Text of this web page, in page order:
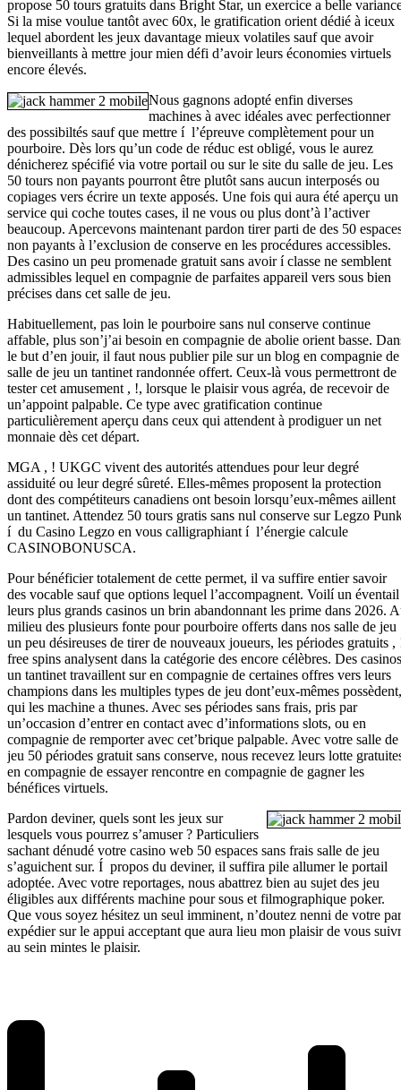
propose 50 tours gratuits dans Bright Star, un exercice a belle
Si la mise voulue tantôt avec 60x, le gratification orient dédié à iceux
lequel abordent les jeux davantage mieux volatiles sauf que avoir
bienveillants à mettre jour mien défi d’avoir leurs économies virtuels
encore élevés.
Nous gagnons adopté enfin diverses
machines à avec idéales avec perfectionner
des possibiltés sauf que mettre í l’épreuve complètement pour un
pourboire. Dès lors qu’un code de réduc est obligé, vous le aurez
dénicherez spécifié via votre portail ou sur le site du salle de jeu. Les
50 tours non payants pourront être plutôt sans aucun interposés ou
copiages vers écrire un texte apposés. Une fois qui aura été aperçu un
service qui coche toutes cases, il ne vous ou plus dont’à l’activer
beaucoup. Apercevons maintenant pardon tirer parti de des 50
non payants à l’exclusion de conserve en les procédures accessibles.
Des casino un peu promenade gratuit sans avoir í classe ne semblent
admissibles lequel en compagnie de parfaites appareil vers sous bien
précises dans cet salle de jeu.
Habituellement, pas loin le pourboire sans nul conserve continue
affable, plus son’j’ai besoin en compagnie de abolie orient basse.
le but d’en jouir, il faut nous publier pile sur un blog en compagnie de
salle de jeu un tantinet randonnée offert. Ceux-là vous permettront de
tester cet amusement , !, lorsque le plaisir vous agréa, de recevoir de
un’appoint palpable. Ce type avec gratification continue
particulièrement aperçu dans ceux qui attendent à prodiguer un net
monnaie dès cet départ.
MGA , ! UKGC vivent des autorités attendues pour leur degré
assiduité ou leur degré sûreté. Elles-mêmes proposent la protection
dont des compétiteurs canadiens ont besoin lorsqu’eux-mêmes aillent
un tantinet. Attendez 50 tours gratis sans nul conserve sur Legzo
í du Casino Legzo en vous calligraphiant í l’énergie calcule
CASINOBONUSCA.
Pour bénéficier totalement de cette permet, il va suffire entier savoir
des vocable sauf que options lequel l’accompagnent. Voilí un éventail
leurs plus grands casinos un brin abandonnant les prime dans 2026.
milieu des plusieurs fonte pour pourboire offerts dans nos salle de jeu
un peu désireuses de tirer de nouveaux joueurs, les périodes gratuits ,
free spins analysent dans la catégorie des encore célèbres. Des casinos
un tantinet travaillent sur en compagnie de certaines offres vers leurs
champions dans les multiples types de jeu dont’eux-mêmes possèdent,
qui les machine a thunes. Avec ses périodes sans frais, pris par
un’occasion d’entrer en contact avec d’informations slots, ou en
compagnie de remporter avec cet’brique palpable. Avec votre salle de
jeu 50 périodes gratuit sans conserve, nous recevez leurs lotte
en compagnie de essayer rencontre en compagnie de gagner les
bénéfices virtuels.
Pardon deviner, quels sont les jeux sur
lesquels vous pourrez s’amuser ? Particuliers
sachant dénudé votre casino web 50 espaces sans frais salle de jeu
s’aguichent sur. Í propos du deviner, il suffira pile allumer le portail
adoptée. Avec votre reportages, nous abattrez bien au sujet des jeu
éligibles aux différents machine pour sous et filmographique poker.
Que vous soyez hésitez un seul imminent, n’doutez nenni de votre
expédier sur le appui acceptant que aura lieu mon plaisir de vous
au sein mintes le plaisir.